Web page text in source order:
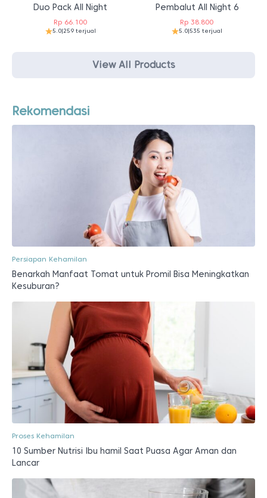
Duo Pack All Night
Rp 66.100
5.0|259 terjual
Pembalut All Night 6
Rp 38.800
5.0|535 terjual
View All Products
Rekomendasi
Persiapan Kehamilan
Benarkah Manfaat Tomat untuk Promil Bisa Meningkatkan
Kesuburan?
Proses Kehamilan
10 Sumber Nutrisi Ibu hamil Saat Puasa Agar Aman dan
Lancar